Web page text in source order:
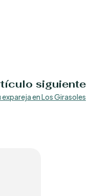
siguiente
en Los Girasoles